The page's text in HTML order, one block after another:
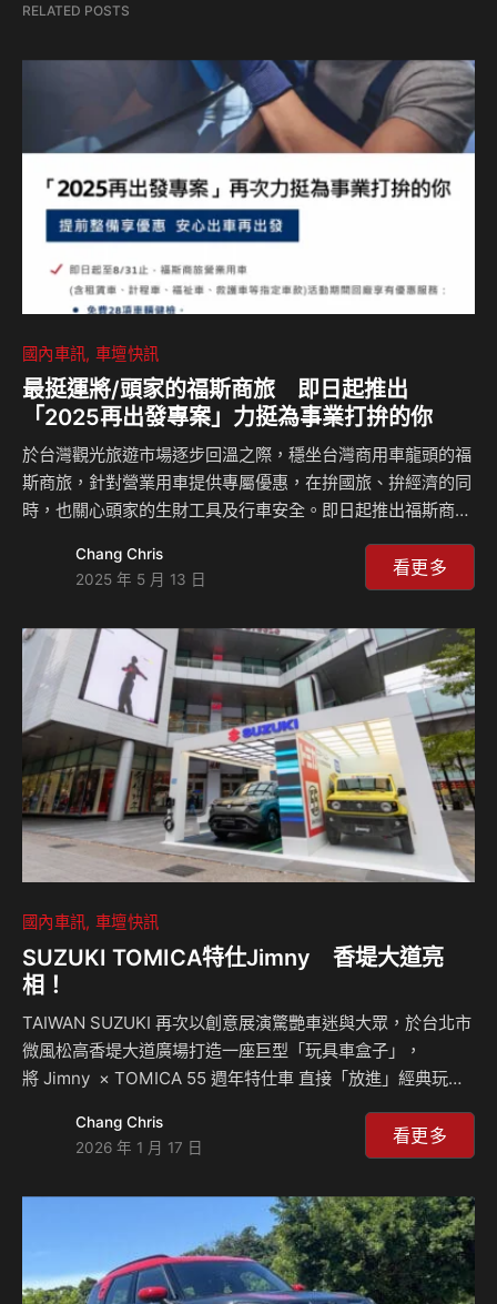
RELATED POSTS
國內車訊 車壇快訊
最挺運將/頭家的福斯商旅 即日起推出
「2025再出發專案」力挺為事業打拚的你
於台灣觀光旅遊市場逐步回溫之際，穩坐台灣商用車龍頭的福
斯商旅，針對營業用車提供專屬優惠，在拚國旅、拚經濟的同
時，也關心頭家的生財工具及行車安全。即日起推出福斯商旅
月 31 日止，凡指定車款回全台福斯商旅授權服務廠，即可
享： 福斯商旅品牌無論是Multivan、Caravelle、Kombi、
堅固的造車工藝，配上最寬敞與多變的實用空間、最安全與舒
適的用車體驗，成為消費者安心後盾的可靠夥伴。近年來福斯
商旅亦不斷致力於導入符合各種買家需要車款的台灣福斯商
旅，成為現今歐洲進口…
Chang Chris
2025 年 5 月 13 日
看更多
國內車訊 車壇快訊
SUZUKI TOMICA特仕Jimny 香堤大道亮
相！
TAIWAN SUZUKI 再次以創意展演驚艷車迷與大眾，於台北市
微風松高香堤大道廣場打造一座巨型「玩具車盒子」，
將 Jimny × TOMICA 55 週年特仕車 直接「放進」經典玩具
出 SUZUKI 品牌首款全球戰略純電 SUV— e VITARA，透過跨
世代、跨動力形式的並陳展示，完整呈現 SUZUKI 對於移動樂
盒為設計靈感，將真實比例的 Jimny 置入巨大模型包裝中，
彷彿一輛「被放大的夢幻玩具車」。Jimny × TOMICA 55 週
年特仕聯名版，透過泥濘飛濺的圖案象…
Chang Chris
2026 年 1 月 17 日
看更多